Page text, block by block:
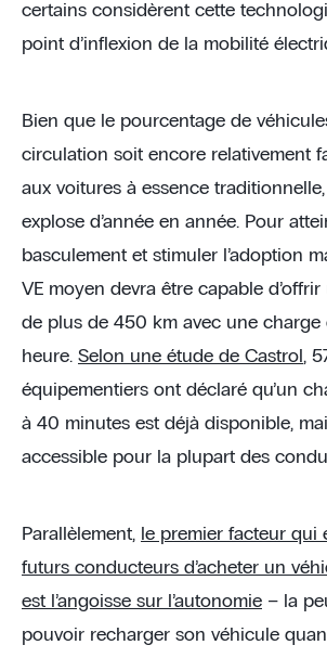
certains considèrent cette
point d’inflexion de la mobilité
Bien que le pourcentage de
circulation soit encore relativement
aux voitures à essence
explose d’année en année. Pour
basculement et stimuler l’adoption
VE moyen devra être capable
de plus de 450 km avec une charge
heure. Selon une étude de Castrol ,
équipementiers ont déclaré qu’un
à 40 minutes est déjà disponible,
accessible pour la plupart des
Parallèlement, le premier facteur qui
futurs conducteurs d’acheter un
est l’angoisse sur l’autonomie – la
pouvoir recharger son véhicule